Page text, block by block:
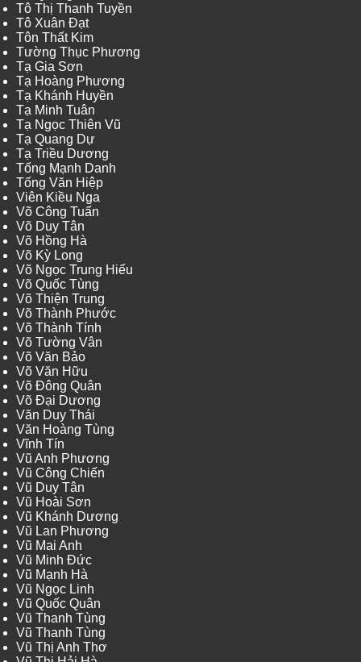
Tô Thị Thanh Tuyền
Tô Xuân Đạt
Tôn Thất Kim
Tường Thục Phương
Tạ Gia Sơn
Tạ Hoàng Phương
Tạ Khánh Huyền
Tạ Minh Tuân
Tạ Ngọc Thiên Vũ
Tạ Quang Dự
Tạ Triều Dương
Tống Mạnh Danh
Tống Văn Hiệp
Viên Kiều Nga
Võ Công Tuấn
Võ Duy Tân
Võ Hồng Hà
Võ Kỳ Long
Võ Ngọc Trung Hiếu
Võ Quốc Tùng
Võ Thiện Trung
Võ Thành Phước
Võ Thành Tính
Võ Tường Vân
Võ Văn Bảo
Võ Văn Hữu
Võ Đông Quân
Võ Đại Dương
Văn Duy Thái
Văn Hoàng Tùng
Vĩnh Tín
Vũ Anh Phương
Vũ Công Chiến
Vũ Duy Tân
Vũ Hoài Sơn
Vũ Khánh Dương
Vũ Lan Phương
Vũ Mai Anh
Vũ Minh Đức
Vũ Mạnh Hà
Vũ Ngọc Linh
Vũ Quốc Quân
Vũ Thanh Tùng
Vũ Thanh Tùng
Vũ Thị Anh Thơ